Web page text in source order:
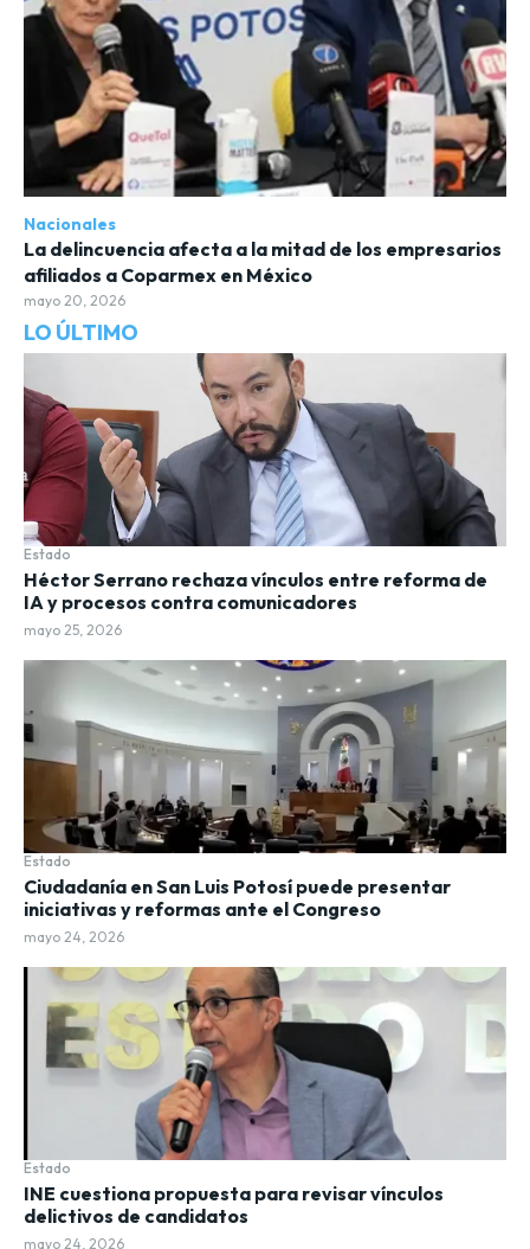
LO ÚLTIMO
Estado
Héctor Serrano rechaza vínculos entre reforma de
IA y procesos contra comunicadores
mayo 25, 2026
Estado
Ciudadanía en San Luis Potosí puede presentar
iniciativas y reformas ante el Congreso
mayo 24, 2026
Estado
INE cuestiona propuesta para revisar vínculos
delictivos de candidatos
mayo 24, 2026
Nacionales
La delincuencia afecta a la mitad de los empresarios
afiliados a Coparmex en México
mayo 20, 2026